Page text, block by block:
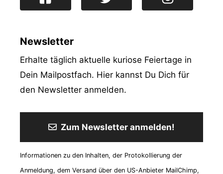
Newsletter
Erhalte täglich aktuelle kuriose Feiertage in
Dein Mailpostfach. Hier kannst Du Dich für
den Newsletter anmelden.
Zum Newsletter anmelden!
Informationen zu den Inhalten, der Protokollierung der
Anmeldung, dem Versand über den US-Anbieter MailChimp,